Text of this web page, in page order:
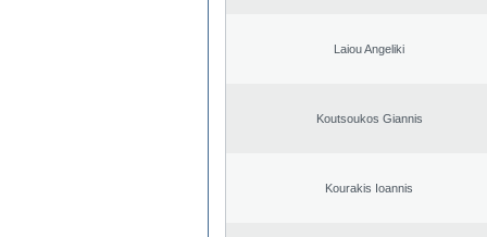
Laiou Angeliki
Koutsoukos Giannis
Kourakis Ioannis